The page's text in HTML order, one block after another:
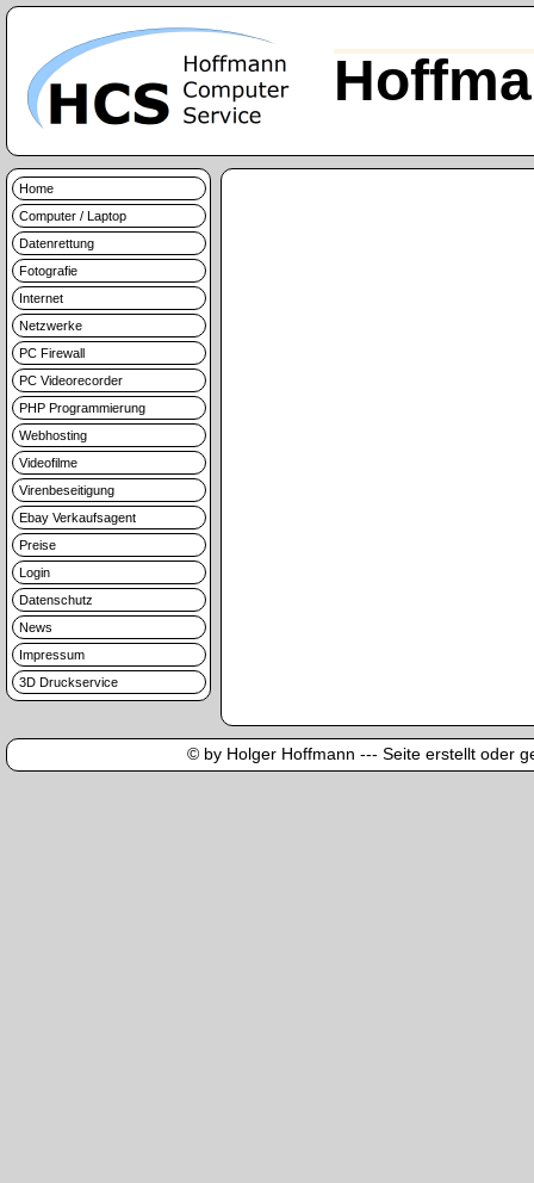
Home
Computer / Laptop
Datenrettung
Fotografie
Internet
Netzwerke
PC Firewall
PC Videorecorder
PHP Programmierung
Webhosting
Videofilme
Virenbeseitigung
Ebay Verkaufsagent
Preise
Login
Datenschutz
News
Impressum
3D Druckservice
© by Holger Hoffmann --- Seite erstellt oder